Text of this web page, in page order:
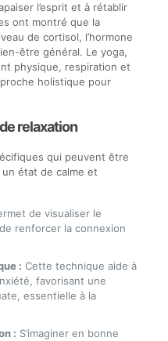
l’esprit et à rétablir
ont montré que la
de cortisol, l’hormone
être général. Le yoga,
physique, respiration et
holistique pour
relaxation
qui peuvent être
état de calme et
de visualiser le
renforcer la connexion
: Cette technique aide à
favorisant une
essentielle à la
: S’imaginer en bonne